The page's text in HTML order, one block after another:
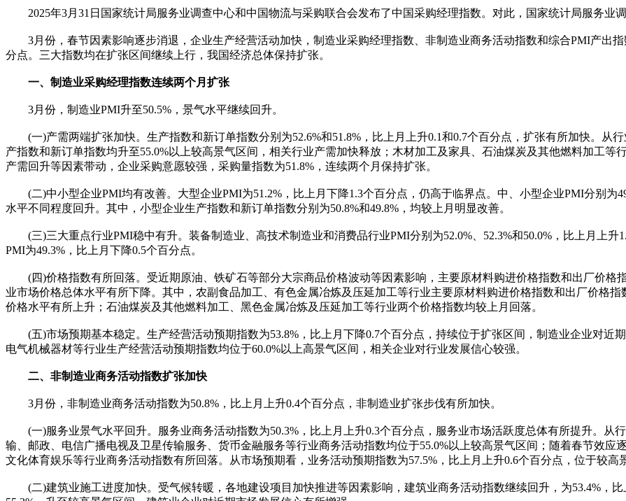
2025年3月31日国家统计局服务业调查中心和中国物流与采购联合会发布了中国采购经理指数。对此，国家统计局服务业调
3月份，春节因素影响逐步消退，企业生产经营活动加快，制造业采购经理指数、非制造业商务活动指数和综合PMI产出指
分点。三大指数均在扩张区间继续上行，我国经济总体保持扩张。
一、制造业采购经理指数连续两个月扩张
3月份，制造业PMI升至50.5%，景气水平继续回升。
(一)产需两端扩张加快。生产指数和新订单指数分别为52.6%和51.8%，比上月上升0.1和0.7个百分点，扩张有所加快。从
产指数和新订单指数均升至55.0%以上较高景气区间，相关行业产需加快释放；木材加工及家具、石油煤炭及其他燃料加工
产需回升等因素带动，企业采购意愿较强，采购量指数为51.8%，连续两个月保持扩张。
(二)中小型企业PMI均有改善。大型企业PMI为51.2%，比上月下降1.3个百分点，仍高于临界点。中、小型企业PMI分别为
水平不同程度回升。其中，小型企业生产指数和新订单指数分别为50.8%和49.8%，均较上月明显改善。
(三)三大重点行业PMI稳中有升。装备制造业、高技术制造业和消费品行业PMI分别为52.0%、52.3%和50.0%，比上月上升
PMI为49.3%，比上月下降0.5个百分点。
(四)价格指数有所回落。受近期原油、铁矿石等部分大宗商品价格波动等因素影响，主要原材料购进价格指数和出厂价格指
业市场价格总体水平有所下降。其中，农副食品加工、有色金属冶炼及压延加工等行业主要原材料购进价格指数和出厂价格
价格水平有所上升；石油煤炭及其他燃料加工、黑色金属冶炼及压延加工等行业两个价格指数均较上月回落。
(五)市场预期基本稳定。生产经营活动预期指数为53.8%，比上月下降0.7个百分点，持续位于扩张区间，制造业企业对近
电气机械器材等行业生产经营活动预期指数均位于60.0%以上高景气区间，相关企业对行业发展信心较强。
二、非制造业商务活动指数扩张加快
3月份，非制造业商务活动指数为50.8%，比上月上升0.4个百分点，非制造业扩张步伐有所加快。
(一)服务业景气水平回升。服务业商务活动指数为50.3%，比上月上升0.3个百分点，服务业市场活跃度总体有所提升。从
输、邮政、电信广播电视及卫星传输服务、货币金融服务等行业商务活动指数均位于55.0%以上较高景气区间；随着春节效应
文化体育娱乐等行业商务活动指数有所回落。从市场预期看，业务活动预期指数为57.5%，比上月上升0.6个百分点，位于较高
(二)建筑业施工进度加快。受气候转暖，各地建设项目加快推进等因素影响，建筑业商务活动指数继续回升，为53.4%，